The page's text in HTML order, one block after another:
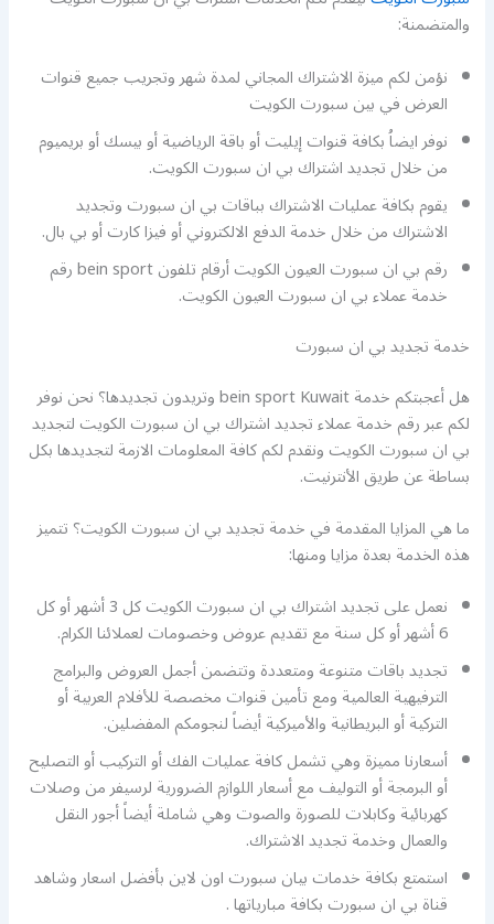
والمتضمنة:
نؤمن لكم ميزة الاشتراك المجاني لمدة شهر وتجريب جميع قنوات
العرض في بين سبورت الكويت
نوفر ايضاُ بكافة قنوات إيليت أو باقة الرياضية أو بيسك أو بريميوم
من خلال تجديد اشتراك بي ان سبورت الكويت.
يقوم بكافة عمليات الاشتراك بباقات بي ان سبورت وتجديد
الاشتراك من خلال خدمة الدفع الالكتروني أو فيزا كارت أو بي بال.
رقم بي ان سبورت العيون الكويت أرقام تلفون bein sport رقم
خدمة عملاء بي ان سبورت العيون الكويت.
خدمة تجديد بي ان سبورت
هل أعجبتكم خدمة bein sport Kuwait وتريدون تجديدها؟ نحن نوفر
لكم عبر رقم خدمة عملاء تجديد اشتراك بي ان سبورت الكويت لتجديد
بي ان سبورت الكويت ونقدم لكم كافة المعلومات الازمة لتجديدها بكل
بساطة عن طريق الأنترنيت.
ما هي المزايا المقدمة في خدمة تجديد بي ان سبورت الكويت؟ تتميز
هذه الخدمة بعدة مزايا ومنها:
نعمل على تجديد اشتراك بي ان سبورت الكويت كل 3 أشهر أو كل
6 أشهر أو كل سنة مع تقديم عروض وخصومات لعملائنا الكرام.
تجديد باقات متنوعة ومتعددة وتتضمن أجمل العروض والبرامج
الترفيهية العالمية ومع تأمين قنوات مخصصة للأفلام العربية أو
التركية أو البريطانية والأميركية أيضاً لنجومكم المفضلين.
أسعارنا مميزة وهي تشمل كافة عمليات الفك أو التركيب أو التصليح
أو البرمجة أو التوليف مع أسعار اللوازم الضرورية لرسيفر من وصلات
كهربائية وكابلات للصورة والصوت وهي شاملة أيضاً أجور النقل
والعمال وخدمة تجديد الاشتراك.
استمتع بكافة خدمات بيان سبورت اون لاين بأفضل اسعار وشاهد
قناة بي ان سبورت بكافة مبارياتها .